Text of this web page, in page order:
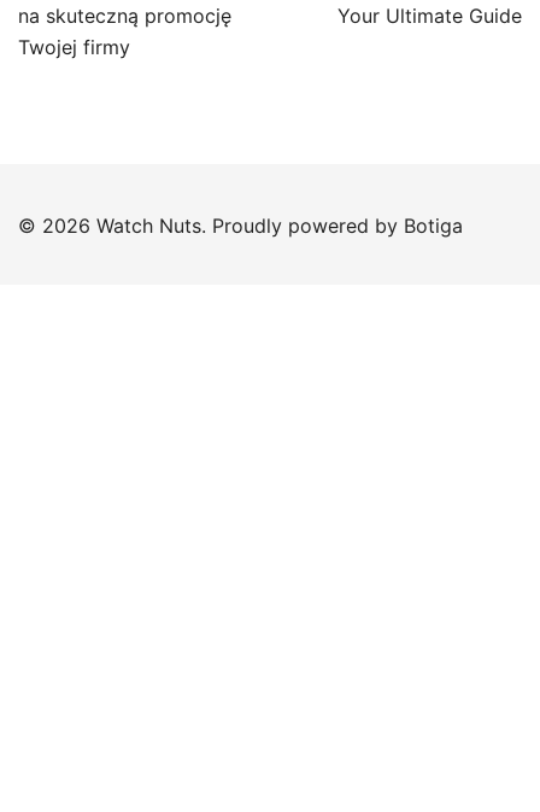
na skuteczną promocję
Twojej firmy
Your Ultimate Guide
© 2026 Watch Nuts. Proudly powered by Botiga